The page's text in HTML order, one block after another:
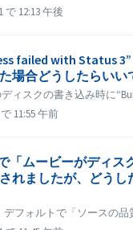
で 12:13 午後
failed with Status
場合どうしたらいい
11:55 午前
「ムービーがディス
れましたが、どうし